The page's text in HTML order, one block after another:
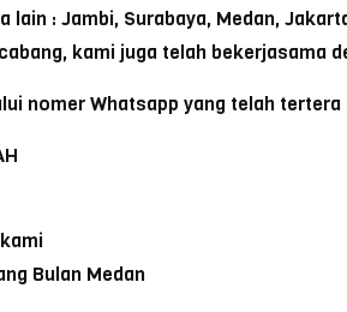
lain : Jambi, Surabaya, Medan,
kami juga telah bekerjasama
nomer Whatsapp yang telah
Bulan Medan